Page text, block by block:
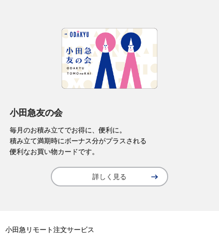
小田急友の会
毎月のお積み立てでお得に、便利に。
積み立て満期時にボーナス分がプラスされる
便利なお買い物カードです。
詳しく見る
小田急リモート注文サービス